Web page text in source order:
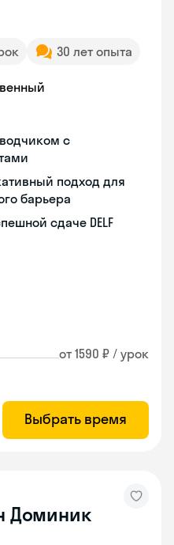
30 лет опыта
с
подход для
барьера
сдаче DELF
от 1590 ₽ / урок
Выбрать время
Доминик